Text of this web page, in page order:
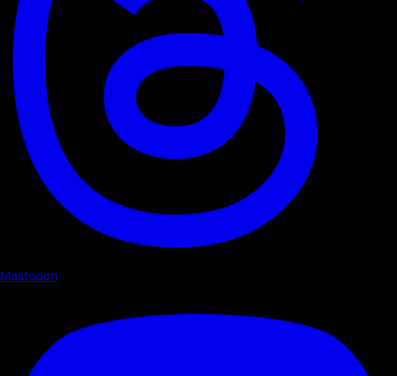
Mastodon